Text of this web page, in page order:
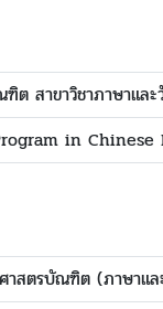
ต สาขาวิชาภาษาแล
in Chinese
าสตรบัณฑิต (ภาษาแล